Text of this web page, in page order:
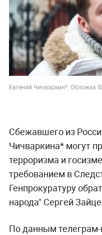
Евгений Чичваркин*. Обложка
Сбежавшего из
Чичваркина* могут
терроризма и
требованием в
Генпрокуратуру
народа" Сергей
По данным